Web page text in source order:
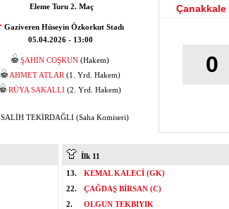
Eleme Turu 2. Maç
Gaziveren Hüseyin Özkorkut Stadı
05.04.2026 - 13:00
ŞAHİN COŞKUN (Hakem)
AHMET ATLAR (1. Yrd. Hakem)
RÜYA SAKALLI (2. Yrd. Hakem)
SALİH TEKİRDAĞLI (Saha Komiseri)
Çanakkale
0
İlk 11
13.
KEMAL KALECİ (GK)
22.
ÇAĞDAŞ BİRSAN (C)
2.
OLGUN TEKBIYIK